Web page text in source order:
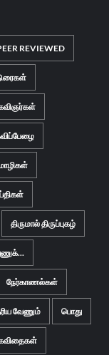
REVIEWED
திருமால் திருப்புகழ்
நேர்காணல்கள்
வேணும் பொது
கவிதைகள்